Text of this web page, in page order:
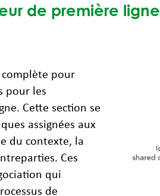
de première ligne
pour
pour les
Cette section se
assignées aux
du contexte, la
Ces
qui
de